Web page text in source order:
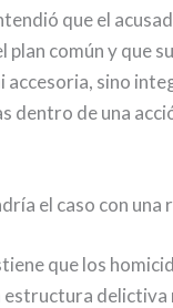
que el
plan común y que
accesoria, sino
dentro de una
el caso con una
que los
estructura delictiva